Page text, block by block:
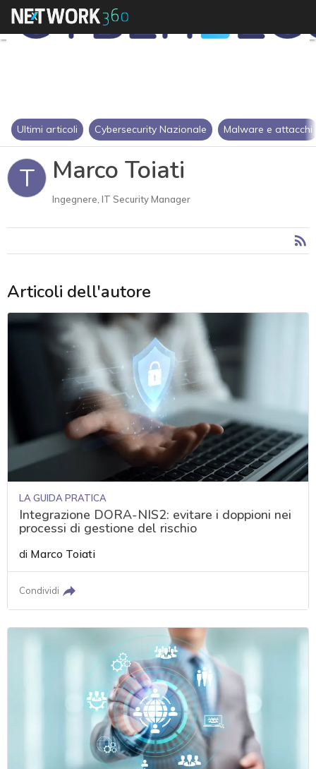
Ultimi articoli Cybersecurity Nazionale Malware e attacchi
T Marco Toiati
Ingegnere, IT Security Manager
Articoli dell'autore
LA GUIDA PRATICA
Integrazione DORA-NIS2: evitare i doppioni nei
processi di gestione del rischio
di Marco Toiati
Condividi